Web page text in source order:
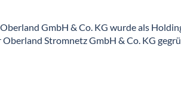
GmbH & Co. KG wurde als
Oberland Stromnetz GmbH & Co. KG